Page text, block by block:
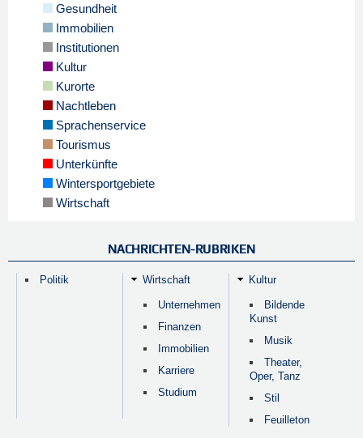
Gesundheit
Immobilien
Institutionen
Kultur
Kurorte
Nachtleben
Sprachenservice
Tourismus
Unterkünfte
Wintersportgebiete
Wirtschaft
NACHRICHTEN-RUBRIKEN
Politik Wirtschaft
Unternehmen
Finanzen
Immobilien
Karriere
Studium
Kultur
Bildende
Kunst
Musik
Theater,
Oper, Tanz
Stil
Feuilleton